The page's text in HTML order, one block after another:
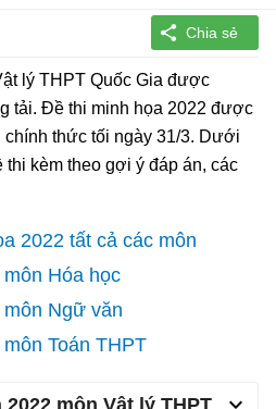
lý THPT Quốc Gia được
tải. Đề thi minh họa 2022 được
chính thức tối ngày 31/3. Dưới
thi kèm theo gợi ý đáp án, các
2022 tất cả các môn
Hóa học
Ngữ văn
Toán THPT
môn Vật lý THPT